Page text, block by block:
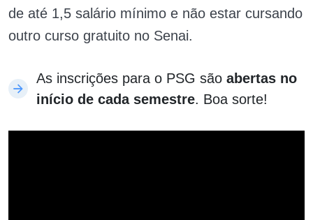
de até 1,5 salário mínimo e não estar cursando
outro curso gratuito no Senai.
As inscrições para o PSG são abertas no
início de cada semestre. Boa sorte!